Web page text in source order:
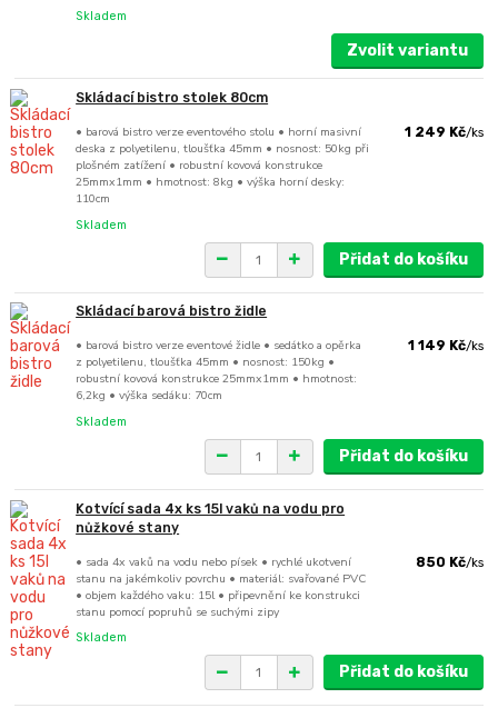
Skladem
Zvolit variantu
Skládací bistro stolek 80cm
• barová bistro verze eventového stolu • horní masivní
deska z polyetilenu, tloušťka 45mm • nosnost: 50kg při
plošném zatížení • robustní kovová konstrukce
25mmx1mm • hmotnost: 8kg • výška horní desky:
110cm
1 249 Kč/ks
Skladem
Přidat do košíku
Skládací barová bistro židle
• barová bistro verze eventové židle • sedátko a opěrka
z polyetilenu, tloušťka 45mm • nosnost: 150kg •
robustní kovová konstrukce 25mmx1mm • hmotnost:
6,2kg • výška sedáku: 70cm
1 149 Kč/ks
Skladem
Přidat do košíku
Kotvící sada 4x ks 15l vaků na vodu pro
nůžkové stany
• sada 4x vaků na vodu nebo písek • rychlé ukotvení
stanu na jakémkoliv povrchu • materiál: svařované PVC
• objem každého vaku: 15l • připevnění ke konstrukci
stanu pomocí popruhů se suchými zipy
850 Kč/ks
Skladem
Přidat do košíku